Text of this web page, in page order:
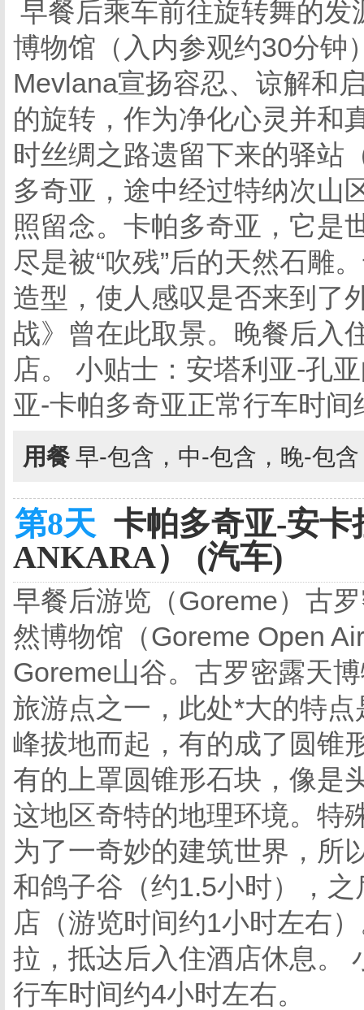
早餐后乘车前往旋转舞的
博物馆（入内参观约30分钟
Mevlana宣扬容忍、谅解和
的旋转，作为净化心灵并和
时丝绸之路遗留下来的驿站
多奇亚，途中经过特纳次山
照留念。卡帕多奇亚，它是
尽是被“吹残”后的天然石雕
造型，使人感叹是否来到了
战》曾在此取景。晚餐后入
店。 小贴士：安塔利亚-孔
亚-卡帕多奇亚正常行车时
用餐 早-包含，中-包含，晚-包
第8天 卡帕多奇亚-安
ANKARA） (汽车)
早餐后游览（Goreme）古
然博物馆（Goreme Open
Goreme山谷。古罗密露天
旅游点之一，此处*大的特
峰拔地而起，有的成了圆锥
有的上罩圆锥形石块，像是
这地区奇特的地理环境。特
为了一奇妙的建筑世界，所
和鸽子谷（约1.5小时），
店（游览时间约1小时左右
拉，抵达后入住酒店休息。
行车时间约4小时左右。